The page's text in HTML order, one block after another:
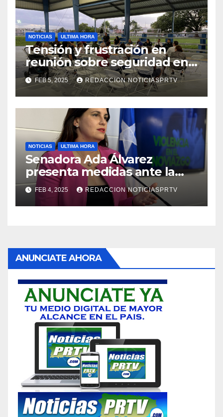
NOTICIAS ULTIMA HORA
Tensión y frustración en
reunión sobre seguridad en
Reparto Metropolitano
FEB 5, 2025 REDACCION NOTICIASPRTV
NOTICIAS ULTIMA HORA
Senadora Ada Álvarez
presenta medidas ante la
violencia en el noviazgo
FEB 4, 2025 REDACCION NOTICIASPRTV
ANUNCIATE AHORA